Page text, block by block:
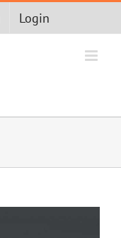
Login